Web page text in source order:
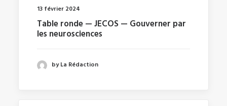
13 février 2024
Table ronde — JECOS — Gouverner par
les neurosciences
by La Rédaction